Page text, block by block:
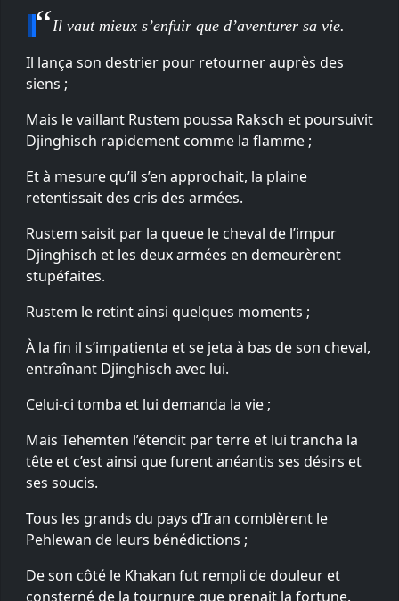
Il vaut mieux s’enfuir que d’aventurer sa vie.
Il lança son destrier pour retourner auprès des
siens ;
Mais le vaillant Rustem poussa Raksch et poursuivit
Djinghisch rapidement comme la flamme ;
Et à mesure qu’il s’en approchait, la plaine
retentissait des cris des armées.
Rustem saisit par la queue le cheval de l’impur
Djinghisch et les deux armées en demeurèrent
stupéfaites.
Rustem le retint ainsi quelques moments ;
À la fin il s’impatienta et se jeta à bas de son cheval,
entraînant Djinghisch avec lui.
Celui-ci tomba et lui demanda la vie ;
Mais Tehemten l’étendit par terre et lui trancha la
tête et c’est ainsi que furent anéantis ses désirs et
ses soucis.
Tous les grands du pays d’Iran comblèrent le
Pehlewan de leurs bénédictions ;
De son côté le Khakan fut rempli de douleur et
consterné de la tournure que prenait la fortune.